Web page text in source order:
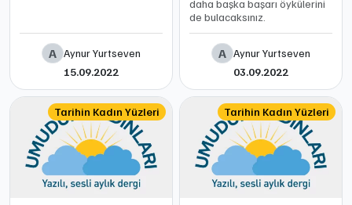
A Aynur Yurtseven
15.09.2022
daha başka başarı öykülerini
de bulacaksınız.
A Aynur Yurtseven
03.09.2022
Tarihin Kadın Yüzleri Tarihin Kadın Yüzleri